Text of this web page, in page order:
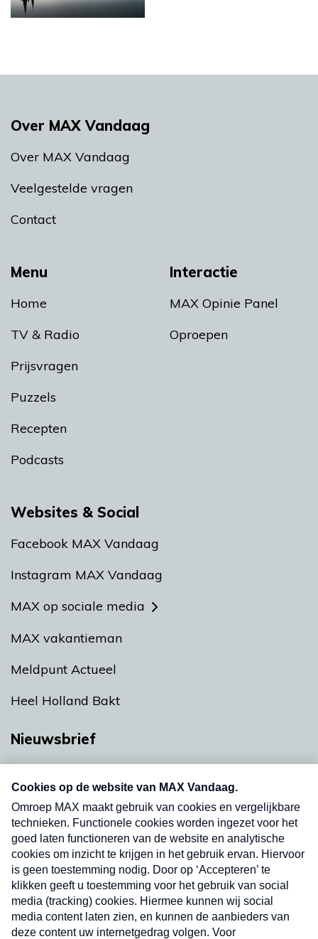
Menu
Home
TV & Radio
Prijsvragen
Puzzels
Recepten
Podcasts
Interactie
MAX Opinie Panel
Oproepen
Over MAX Vandaag
Over MAX Vandaag
Veelgestelde vragen
Contact
Websites & Social
Facebook MAX Vandaag
Instagram MAX Vandaag
MAX op sociale media
MAX vakantieman
Meldpunt Actueel
Heel Holland Bakt
Nieuwsbrief
nieuwsbrief. Elke vrijdag- en dinsdagochtend in
uw mailbox.
Verzend